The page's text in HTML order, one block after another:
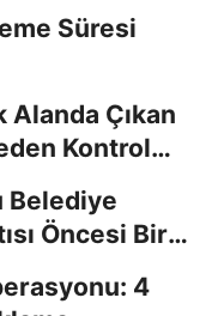
Süresi
Çıkan
Kontrol
Belediye
Öncesi Bir
4